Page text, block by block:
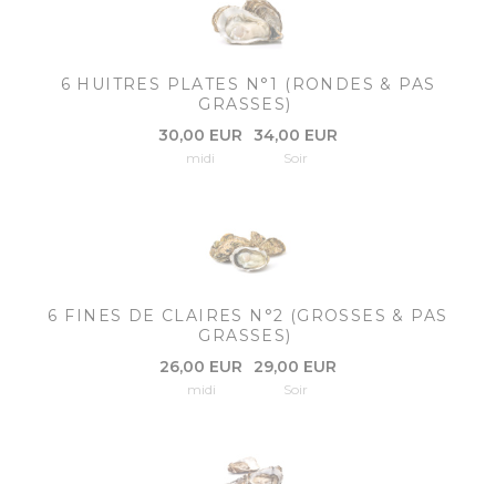
6 HUITRES PLATES N°1 (RONDES & PAS
GRASSES)
30,00 EUR
midi
34,00 EUR
Soir
6 FINES DE CLAIRES N°2 (GROSSES & PAS
GRASSES)
26,00 EUR
midi
29,00 EUR
Soir